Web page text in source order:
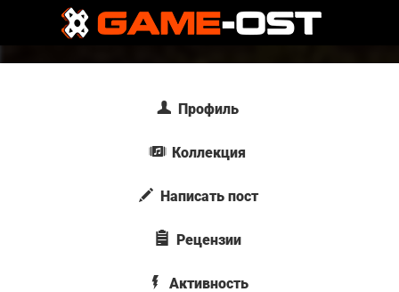
Профиль
Коллекция
Написать пост
Рецензии
Активность